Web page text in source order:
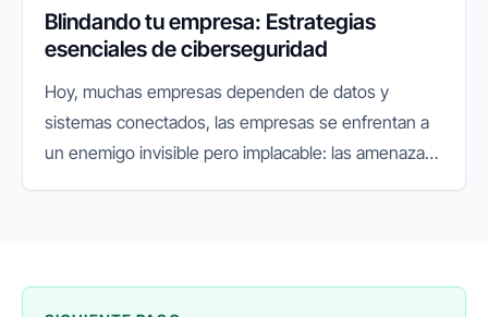
Blindando tu empresa: Estrategias
esenciales de ciberseguridad
Hoy, muchas empresas dependen de datos y
sistemas conectados, las empresas se enfrentan a
un enemigo invisible pero implacable: las amenazas